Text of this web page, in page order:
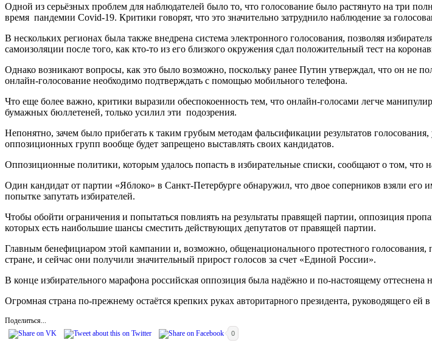
Одной из серьёзных проблем для наблюдателей было то, что голосование было растянуто на три
время пандемии Covid-19. Критики говорят, что это значительно затруднило наблюдение за
В нескольких регионах была также внедрена система электронного голосования, позволяя
самоизоляции после того, как кто-то из его близкого окружения сдал положительный тест на
Однако возникают вопросы, как это было возможно, поскольку ранее Путин утверждал, что он не
онлайн-голосование необходимо подтверждать с помощью мобильного телефона.
Что еще более важно, критики выразили обеспокоенность тем, что онлайн-голосами легче
бумажных бюллетеней, только усилил эти подозрения.
Непонятно, зачем было прибегать к таким грубым методам фальсификации результатов
оппозиционных групп вообще будет запрещено выставлять своих кандидатов.
Оппозиционные политики, которым удалось попасть в избирательные списки, сообщают о том, что
Один кандидат от партии «Яблоко» в Санкт-Петербурге обнаружил, что двое соперников взяли его
попытке запутать избирателей.
Чтобы обойти ограничения и попытаться повлиять на результаты правящей партии, оппозиция
которых есть наибольшие шансы сместить действующих депутатов от правящей партии.
Главным бенефициаром этой кампании и, возможно, общенационального протестного
стране, и сейчас они получили значительный прирост голосов за счет «Единой России».
В конце избирательного марафона российская оппозиция была надёжно и по-настоящему
Огромная страна по-прежнему остаётся крепких руках авторитарного президента, руководящего ей
Поделиться...
0